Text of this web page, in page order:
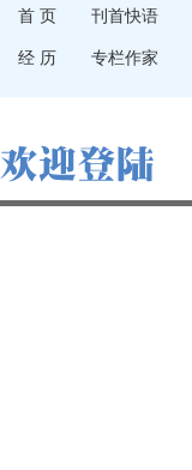
首 页 刊首快语
经 历 专栏作家